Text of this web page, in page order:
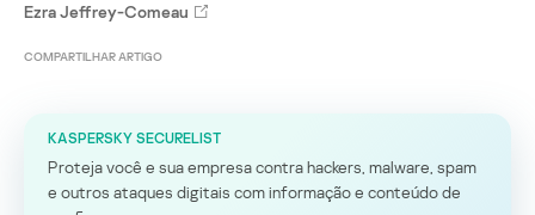
Ezra Jeffrey-Comeau
COMPARTILHAR ARTIGO
KASPERSKY SECURELIST
Proteja você e sua empresa contra hackers, malware, spam
e outros ataques digitais com informação e conteúdo de